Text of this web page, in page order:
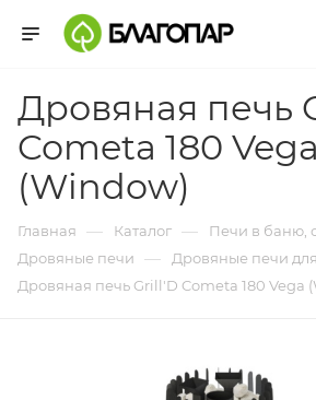
Дровяная печь
Cometa 180 Vega
(Window)
Главная — Каталог — Печи в баню,
Дровяные печи — Дровяные печи
Дровяная печь Grill'D Cometa 180 Vega